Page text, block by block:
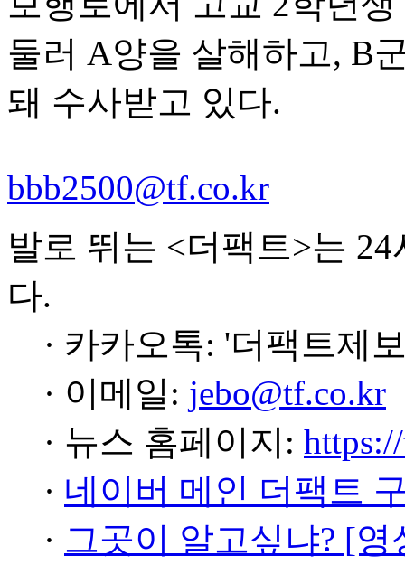
둘러 A양을 살해하고, B
돼 수사받고 있다.
bbb2500@tf.co.kr
발로 뛰는 <더팩트>는
다.
· 카카오톡: '더팩트제
· 이메일: jebo@tf.co.kr
· 뉴스 홈페이지:
· 네이버 메인 더팩트
· 그곳이 알고싶냐? [